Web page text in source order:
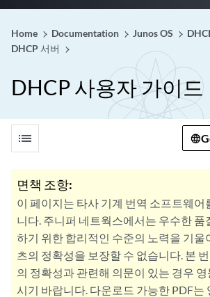
Home Documentation Junos OS
DHCP 서버
DHCP 사용자 가이드
list
면책 조항:
이 페이지는 타사 기계 번역 소프트웨어
니다. 주니퍼 네트웍스에서는 우수한 품
하기 위한 합리적인 수준의 노력을 기울
츠의 정확성을 보장할 수 없습니다. 본
의 정확성과 관련해 의문이 있는 경우
시기 바랍니다. 다운로드 가능한 PDF는